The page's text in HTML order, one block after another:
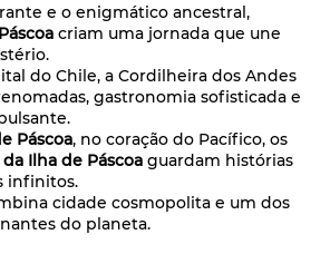
e o enigmático ancestral,
criam uma jornada que une
do Chile, a Cordilheira dos Andes
gastronomia sofisticada e
Páscoa, no coração do Pacífico, os
da Ilha de Páscoa guardam histórias
infinitos.
cidade cosmopolita e um dos
do planeta.